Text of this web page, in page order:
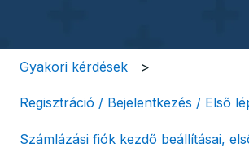
Gyakori kérdések
Regisztráció / Bejelentkezés / Első
Számlázási fiók kezdő beállításai,